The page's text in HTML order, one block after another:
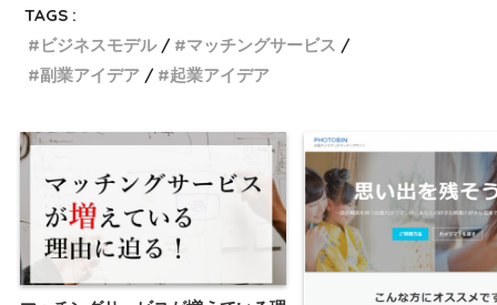
TAGS :
ビジネスモデル
マッチングサービス
副業アイデア
起業アイデア